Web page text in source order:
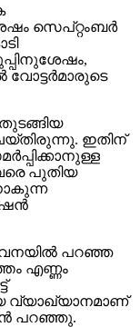
സെപ്റ്റംബര്‍
വോട്ടര്‍മാരുടെ
ഇതിന്
പുതിയ
പറഞ്ഞ
എണ്ണം
വ്യാഖ്യാനമാണ്
പറഞ്ഞു.